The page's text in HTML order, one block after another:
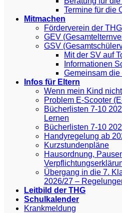
Termine für die
Mitmachen
Förderverein der THG
GEV
GSV
Mit der SV auf
Informationen
Gemeinsam
Infos für Eltern
Wenn mein Kind
Problem E-Scooter
Bücherlisten 7-10
Lernen
Bücherlisten 7-10
Handyregelung ab
Kurzstundenpläne
Hausordnung,
Übergang in die 7.
2026/27 –
Leitbild der THG
Schulkalender
Krankmeldung